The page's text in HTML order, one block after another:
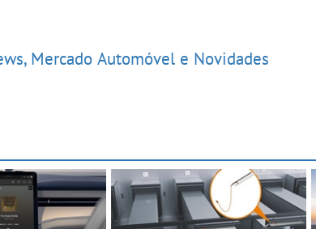
Mercado Automóvel e Novidades